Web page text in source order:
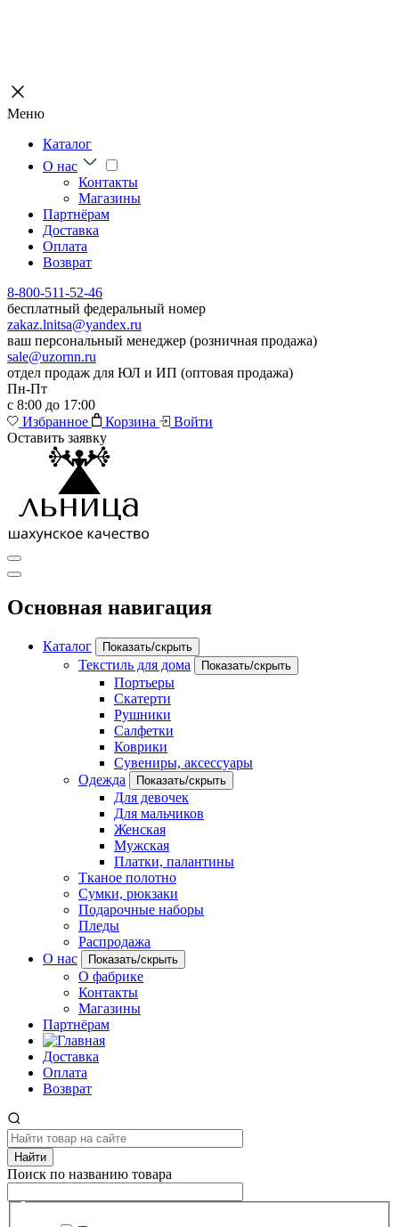
Меню
Каталог
О нас
Контакты
Магазины
Партнёрам
Доставка
Оплата
Возврат
8-800-511-52-46
бесплатный федеральный номер
zakaz.lnitsa@yandex.ru
ваш персональный менеджер (розничная продажа)
sale@uzornn.ru
отдел продаж для ЮЛ и ИП (оптовая продажа)
Пн-Пт
с 8:00 до 17:00
Избранное
Корзина
Войти
Оставить заявку
Основная навигация
Каталог Показать/скрыть
Текстиль для дома Показать/скрыть
Портьеры
Скатерти
Рушники
Салфетки
Коврики
Сувениры, аксессуары
Одежда
Показать/скрыть
Для девочек
Для мальчиков
Женская
Мужская
Платки, палантины
Тканое полотно
Сумки, рюкзаки
Подарочные наборы
Пледы
Распродажа
О нас
Показать/скрыть
О фабрике
Контакты
Магазины
Партнёрам
Доставка
Оплата
Возврат
Найти
Поиск по названию товара